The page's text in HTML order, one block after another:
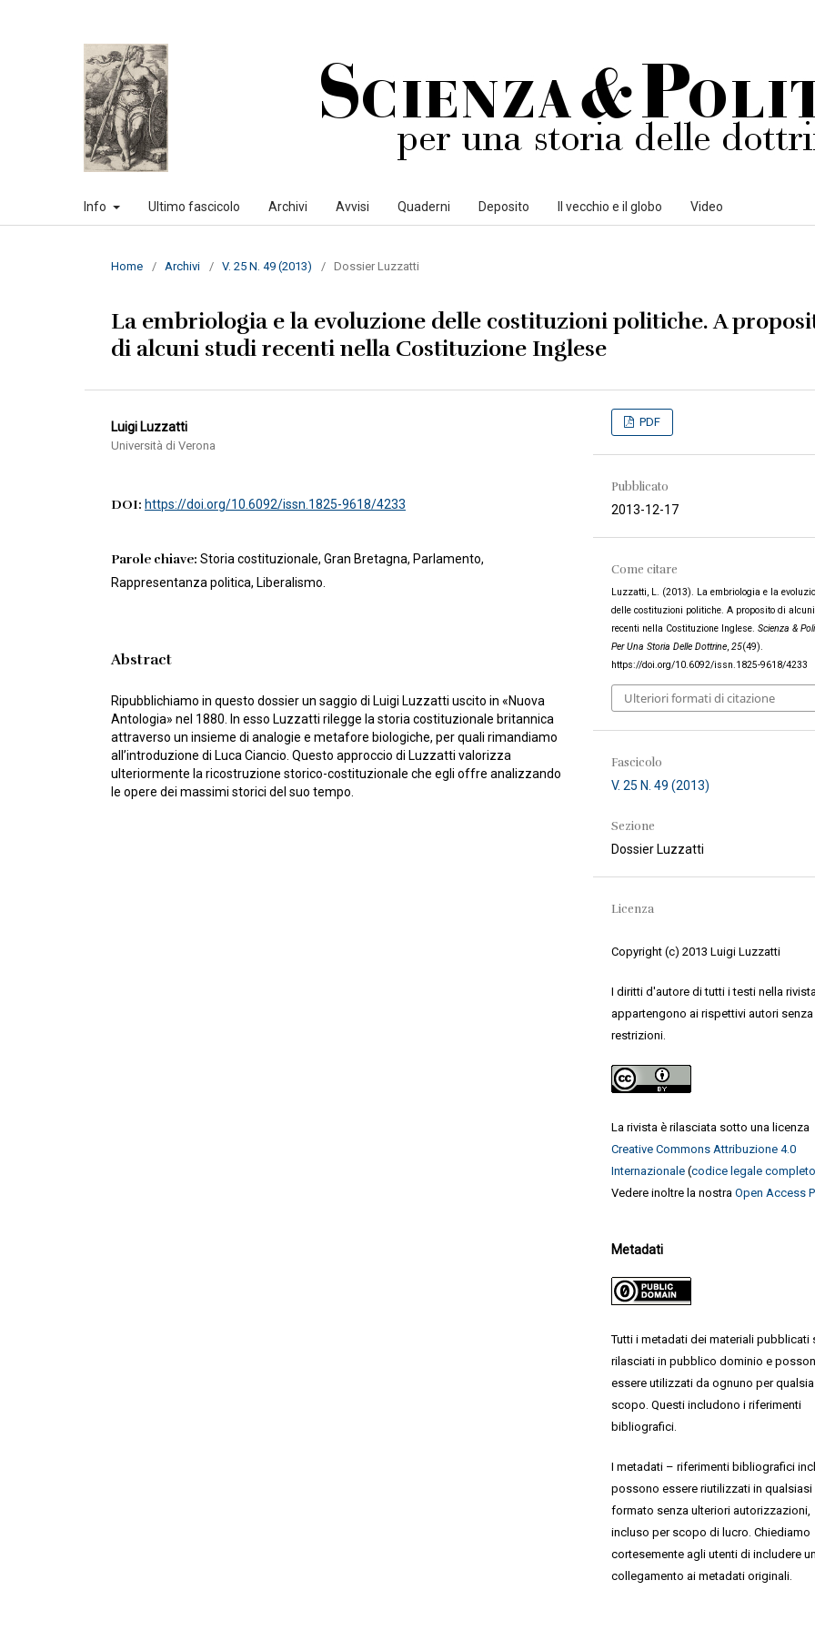
Info Ultimo fascicolo Archivi Avvisi Quaderni Deposito Il vecchio e il globo Video
Home / Archivi / V. 25 N. 49 (2013) / Dossier Luzzatti
La embriologia e la evoluzione delle costituzioni politiche. A
di alcuni studi recenti nella Costituzione Inglese
Luigi Luzzatti
Università di Verona
DOI: https://doi.org/10.6092/issn.1825-9618/4233
Parole chiave: Storia costituzionale, Gran Bretagna, Parlamento,
Rappresentanza politica, Liberalismo.
Abstract
Ripubblichiamo in questo dossier un saggio di Luigi Luzzatti uscito in «Nuova
Antologia» nel 1880. In esso Luzzatti rilegge la storia costituzionale britannica
attraverso un insieme di analogie e metafore biologiche, per quali rimandiamo
all’introduzione di Luca Ciancio. Questo approccio di Luzzatti valorizza
ulteriormente la ricostruzione storico-costituzionale che egli offre analizzando
le opere dei massimi storici del suo tempo.
PDF
Pubblicato
2013-12-17
Come citare
Luzzatti, L. (2013). La embriologia e la
delle costituzioni politiche. A proposito di
recenti nella Costituzione Inglese.Scienza &
Per Una Storia Delle Dottrine,25(49).
https://doi.org/10.6092/issn.1825-9618/4233
Ulteriori formati di citazione
Fascicolo
V. 25 N. 49 (2013)
Sezione
Dossier Luzzatti
Licenza
Copyright (c) 2013 Luigi Luzzatti
I diritti d'autore di tutti i testi nella rivista
appartengono ai rispettivi autori senza
restrizioni.
La rivista è rilasciata sotto una licenza
Creative Commons Attribuzione 4.0
Internazionale (codice legale
Vedere inoltre la nostraOpen Access
Metadati
Tutti i metadati dei materiali pubblicati
rilasciati in pubblico dominio e
essere utilizzati da ognuno per
scopo. Questi includono i riferimenti
bibliografici.
I metadati – riferimenti bibliografici
possono essere riutilizzati in qualsiasi
formato senza ulteriori autorizzazioni,
incluso per scopo di lucro. Chiediamo
cortesemente agli utenti di includere un
collegamento ai metadati originali.